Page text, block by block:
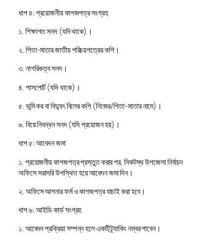
ধাপ ৪: প্রয়োজনীয় কাগজপত্র সংগ্রহ
১. শিক্ষাগত সনদ (যদি থাকে)।
২. পিতা-মাতার জাতীয় পরিচয়পত্রের কপি।
৩. নাগরিকত্ব সনদ।
৪. পাসপোর্ট (যদি থাকে)।
৫. ভূমি কর বা বিদ্যুৎ বিলের কপি (নিজের/পিতা-মাতার নামে)।
৬. বিয়ে নিবন্ধন সনদ (যদি প্রয়োজন হয়)।
ধাপ ৫: আবেদন জমা
১. প্রয়োজনীয় কাগজপত্র প্রস্তুত করার পর, নিকটস্থ উপজেলা নির্বাচন
অফিসে সরাসরি উপস্থিত হয়ে আবেদন জমা দিন।
২. অফিসে আপনার ফর্ম ও কাগজপত্র যাচাই করা হবে।
ধাপ ৬: আইডি কার্ড সংগ্রহ
১. আবেদন প্রক্রিয়া সম্পন্ন হলে একটি ট্র্যাকিং নম্বর পাবেন।